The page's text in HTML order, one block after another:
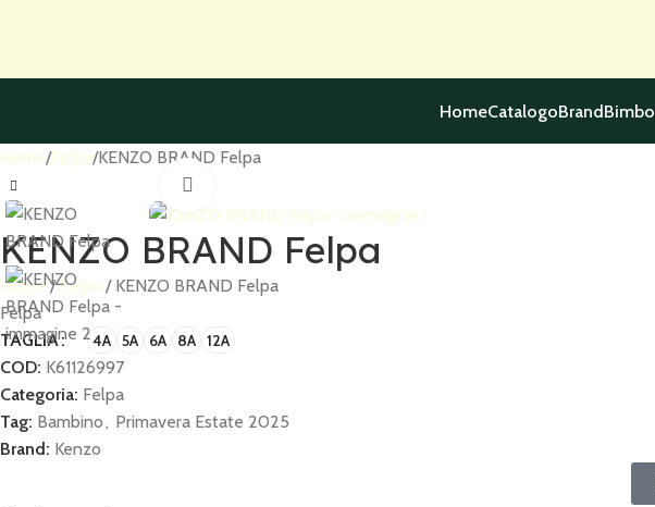
HomeCatalogoBrandBimbo
Home Felpa KENZO BRAND Felpa
KENZO BRAND Felpa
Home Felpa
KENZO BRAND Felpa
Felpa
TAGLIA
4A 5A 6A 8A 12A
COD: K61126997
Categoria: Felpa
Tag: Bambino, Primavera Estate 2025
Brand: Kenzo